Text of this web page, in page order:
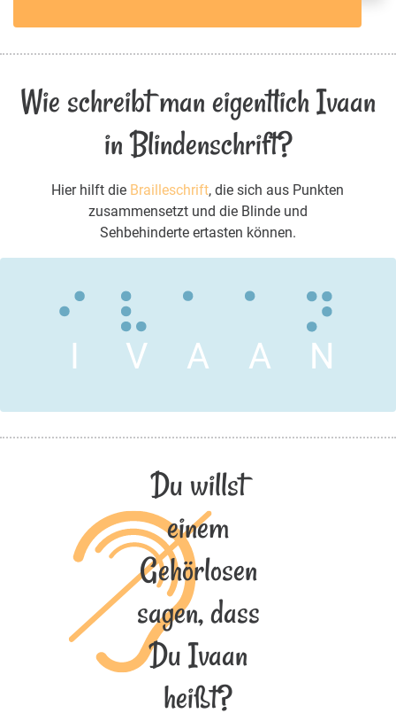
Wie schreibt man eigentlich Ivaan
in Blindenschrift?
Hier hilft die Brailleschrift, die sich aus Punkten
zusammensetzt und die Blinde und
Sehbehinderte ertasten können.
I V A A N
Du willst
einem
Gehörlosen
sagen, dass
Du Ivaan
heißt?